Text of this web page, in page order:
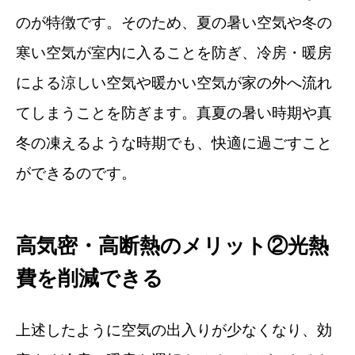
のが特徴です。そのため、夏の暑い空気や冬の
寒い空気が室内に入ることを防ぎ、冷房・暖房
による涼しい空気や暖かい空気が家の外へ流れ
てしまうことを防ぎます。真夏の暑い時期や真
冬の凍えるような時期でも、快適に過ごすこと
ができるのです。
高気密・高断熱のメリット②光熱
費を削減できる
上述したように空気の出入りが少なくなり、効